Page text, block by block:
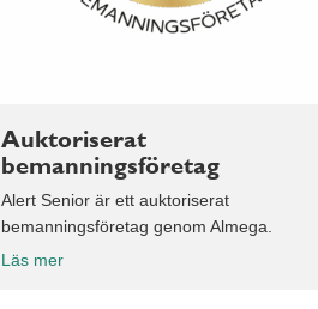
Auktoriserat
bemanningsföretag
Alert Senior är ett auktoriserat
bemanningsföretag genom Almega.
Läs mer